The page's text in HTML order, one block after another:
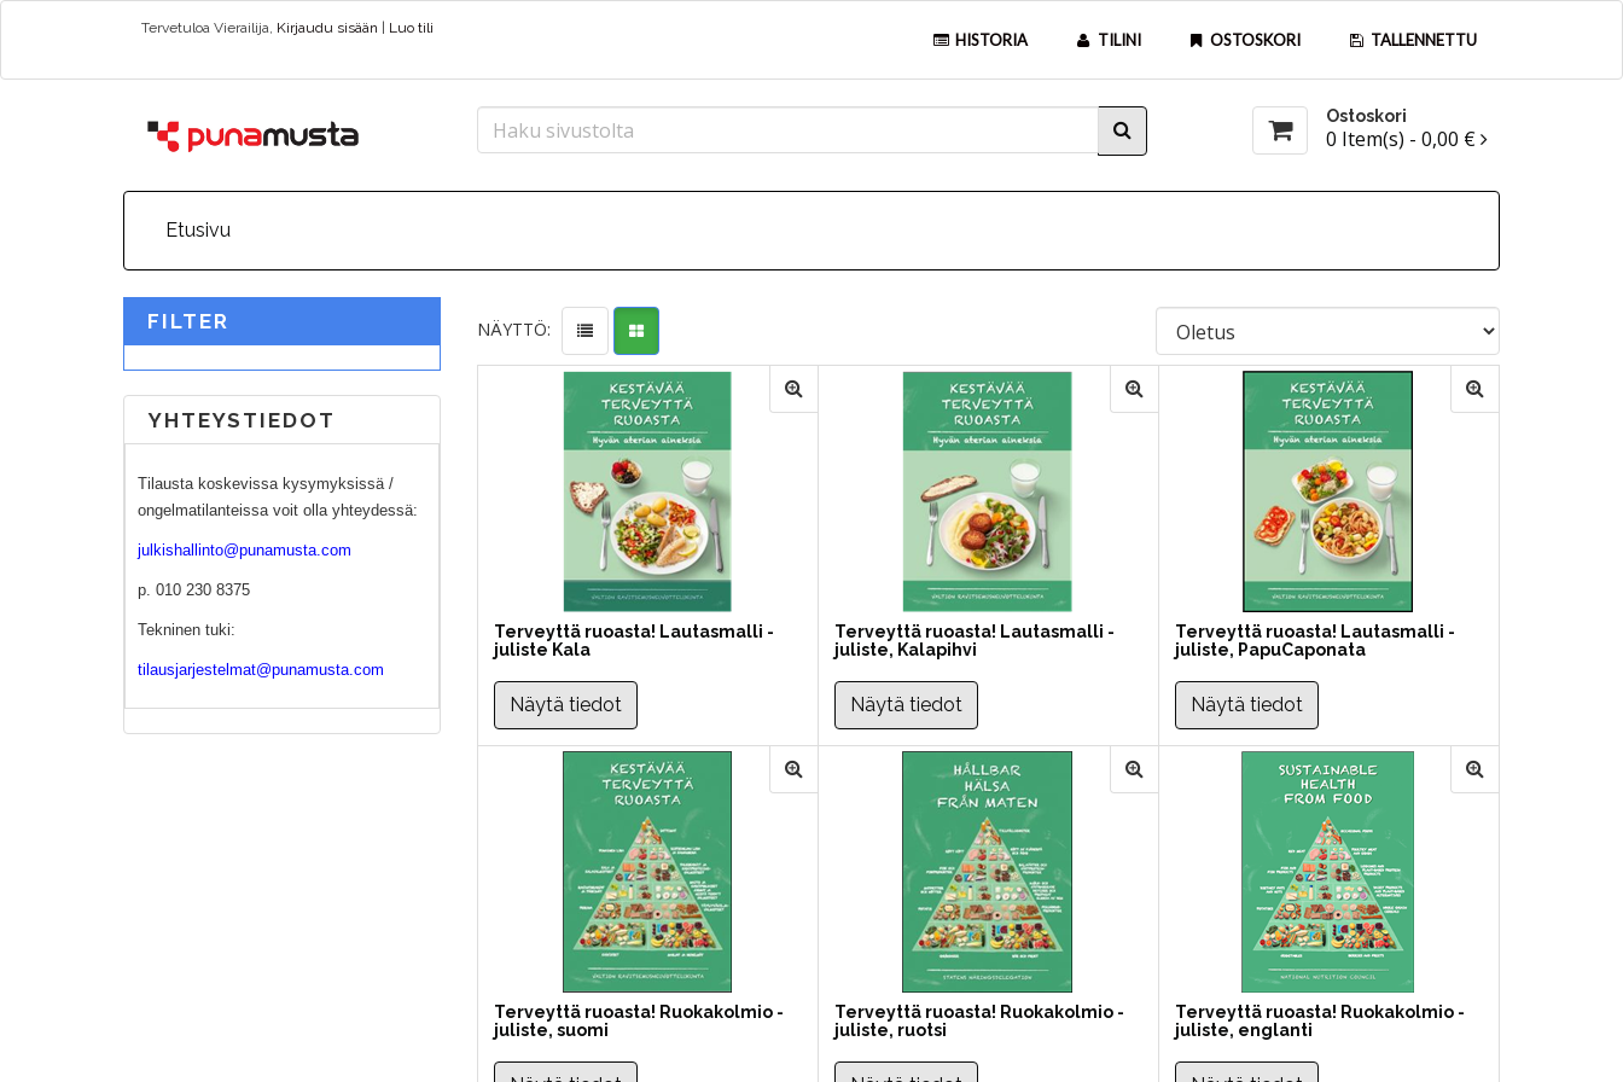
Tervetuloa Vierailija, Kirjaudu sisään Luo tili
HISTORIA TILINI OSTOSKORI TALLENNETTU
Ostoskori
0 Item(s) - 0,00 €
Etusivu
FILTER
YHTEYSTIEDOT
Tilausta koskevissa kysymyksissä /
ongelmatilanteissa voit olla yhteydessä:
julkishallinto@punamusta.com
p. 010 230 8375
Tekninen tuki:
tilausjarjestelmat@punamusta.com
NÄYTTÖ:
Terveyttä ruoasta! Lautasmalli -
juliste Kala
Näytä tiedot
Terveyttä ruoasta! Lautasmalli -
juliste, Kalapihvi
Näytä tiedot
Terveyttä ruoasta! Lautasmalli -
juliste, PapuCaponata
Näytä tiedot
Terveyttä ruoasta! Ruokakolmio -
juliste, suomi
Terveyttä ruoasta! Ruokakolmio -
juliste, ruotsi
Terveyttä ruoasta! Ruokakolmio -
juliste, englanti